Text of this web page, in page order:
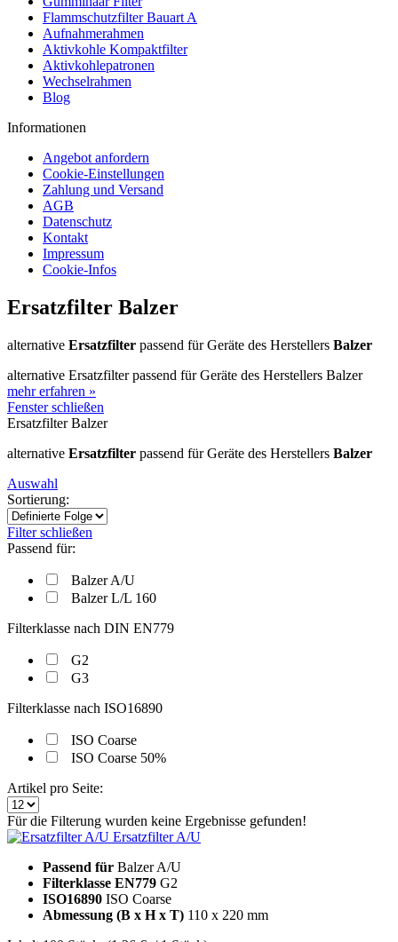
Flammschutzfilter Bauart A
Aufnahmerahmen
Aktivkohle Kompaktfilter
Aktivkohlepatronen
Wechselrahmen
Blog
Informationen
Angebot anfordern
Cookie-Einstellungen
Zahlung und Versand
AGB
Datenschutz
Kontakt
Impressum
Cookie-Infos
Ersatzfilter Balzer
alternative Ersatzfilter passend für Geräte des Herstellers Balzer
alternative Ersatzfilter passend für Geräte des Herstellers Balzer
mehr erfahren »
Fenster schließen
Ersatzfilter Balzer
alternative Ersatzfilter passend für Geräte des Herstellers Balzer
Auswahl
Sortierung:
Filter schließen
Passend für:
Balzer A/U
Balzer L/L 160
Filterklasse nach DIN EN779
G2
G3
Filterklasse nach ISO16890
ISO Coarse
ISO Coarse 50%
Artikel pro Seite:
Für die Filterung wurden keine Ergebnisse gefunden!
Ersatzfilter A/U
Passend für Balzer A/U
Filterklasse EN779 G2
ISO16890 ISO Coarse
Abmessung (B x H x T) 110 x 220 mm